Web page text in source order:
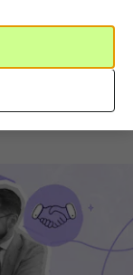
quelles
de